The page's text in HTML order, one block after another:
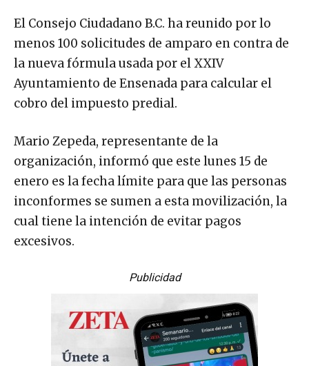
El Consejo Ciudadano B.C. ha reunido por lo
menos 100 solicitudes de amparo en contra de
la nueva fórmula usada por el XXIV
Ayuntamiento de Ensenada para calcular el
cobro del impuesto predial.
Mario Zepeda, representante de la
organización, informó que este lunes 15 de
enero es la fecha límite para que las personas
inconformes se sumen a esta movilización, la
cual tiene la intención de evitar pagos
excesivos.
Publicidad